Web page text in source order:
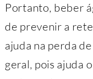
Portanto, beber
de prevenir a
ajuda na perda
geral, pois ajuda